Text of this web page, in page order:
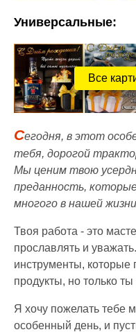
Универсальные:
Все
Сегодня, в этот
тебя, дорогой
Мы ценим твою
преданность,
многого в нашей
Твоя работа - это
прославлять и
инструменты, которые
продукты, но только
Я хочу пожелать тебе
особенный день, и